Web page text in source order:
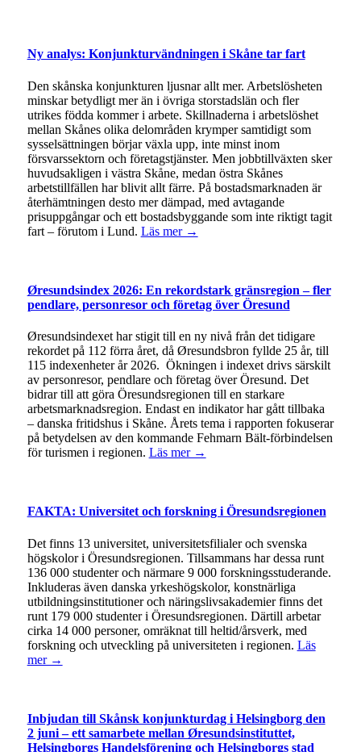
Ny analys: Konjunkturvändningen i Skåne tar fart
Den skånska konjunkturen ljusnar allt mer. Arbetslösheten
minskar betydligt mer än i övriga storstadslän och fler
utrikes födda kommer i arbete. Skillnaderna i arbetslöshet
mellan Skånes olika delområden krymper samtidigt som
sysselsättningen börjar växla upp, inte minst inom
försvarssektorn och företagstjänster. Men jobbtillväxten sker
huvudsakligen i västra Skåne, medan östra Skånes
arbetstillfällen har blivit allt färre. På bostadsmarknaden är
återhämtningen desto mer dämpad, med avtagande
prisuppgångar och ett bostadsbyggande som inte riktigt tagit
fart – förutom i Lund. Läs mer →
Øresundsindex 2026: En rekordstark gränsregion – fler
pendlare, personresor och företag över Öresund
Øresundsindexet har stigit till en ny nivå från det tidigare
rekordet på 112 förra året, då Øresundsbron fyllde 25 år, till
115 indexenheter år 2026. Ökningen i indexet drivs särskilt
av personresor, pendlare och företag över Öresund. Det
bidrar till att göra Öresundsregionen till en starkare
arbetsmarknadsregion. Endast en indikator har gått tillbaka
– danska fritidshus i Skåne. Årets tema i rapporten fokuserar
på betydelsen av den kommande Fehmarn Bält-förbindelsen
för turismen i regionen. Läs mer →
FAKTA: Universitet och forskning i Öresundsregionen
Det finns 13 universitet, universitetsfilialer och svenska
högskolor i Öresundsregionen. Tillsammans har dessa runt
136 000 studenter och närmare 9 000 forskningsstuderande.
Inkluderas även danska yrkeshögskolor, konstnärliga
utbildningsinstitutioner och näringslivsakademier finns det
runt 179 000 studenter i Öresundsregionen. Därtill arbetar
cirka 14 000 personer, omräknat till heltid/årsverk, med
forskning och utveckling på universiteten i regionen. Läs
mer →
Inbjudan till Skånsk konjunkturdag i Helsingborg den
2 juni – ett samarbete mellan Øresundsinstituttet,
Helsingborgs Handelsförening och Helsingborgs stad